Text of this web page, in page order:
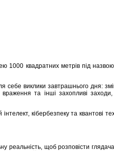
1000 квадратних метрів під
виклики завтрашнього дня:
та інші захопливі
кібербезпеку та квантові
щоб розповісти